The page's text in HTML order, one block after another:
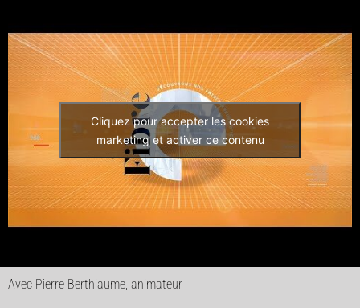
Cliquez pour accepter les cookies
marketing et activer ce contenu
Avec Pierre Berthiaume, animateur